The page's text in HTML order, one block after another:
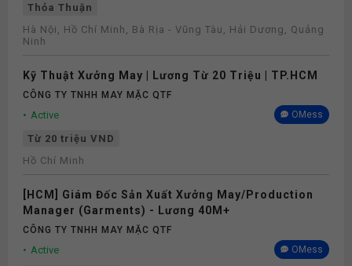
Thỏa Thuận
Hà Nội, Hồ Chí Minh, Bà Rịa - Vũng Tàu, Hải Dương, Quảng
Ninh
Kỹ Thuật Xưởng May | Lương Từ 20 Triệu | TP.HCM
CÔNG TY TNHH MAY MẶC QTF
Active OMess
Từ 20 triệu VND
Hồ Chí Minh
[HCM] Giám Đốc Sản Xuất Xưởng May/Production
Manager (Garments) - Lương 40M+
CÔNG TY TNHH MAY MẶC QTF
Active OMess